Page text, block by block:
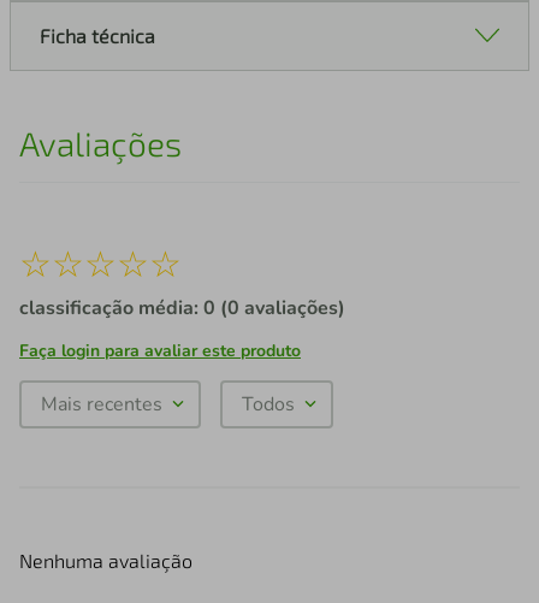
Ficha técnica
Avaliações
☆☆☆☆☆
classificação média: 0 (0 avaliações)
Faça login para avaliar este produto
Mais recentes Todos
Nenhuma avaliação